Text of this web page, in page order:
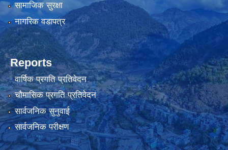
सामाजिक सुरक्षा
नागरिक वडापत्र
Reports
वार्षिक प्रगति प्रतिवेदन
चौमासिक प्रगति प्रतिवेदन
सार्वजनिक सुनुवाई
सार्वजनिक परीक्षण